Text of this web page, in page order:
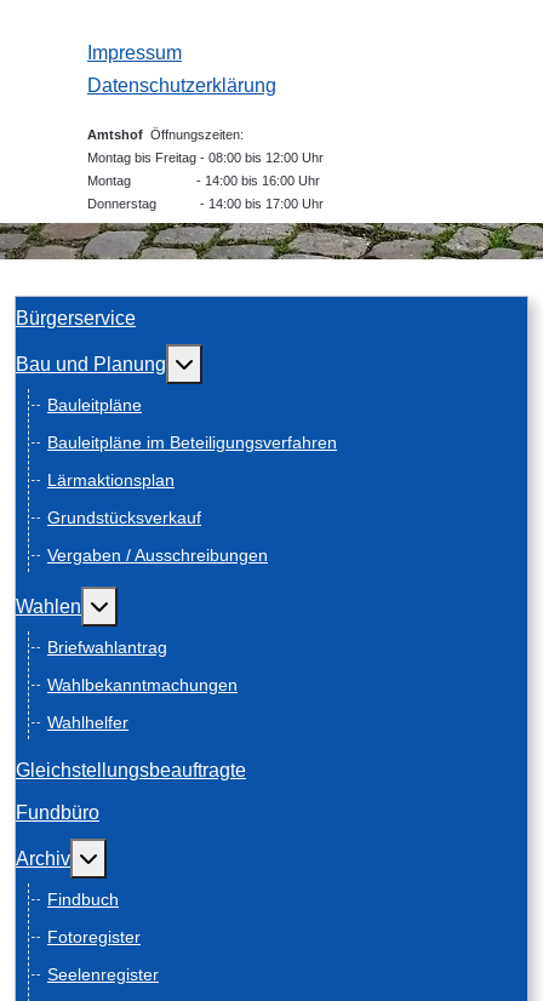
Impressum
Datenschutzerklärung
Amtshof Öffnungszeiten:
Montag bis Freitag - 08:00 bis 12:00 Uhr
Montag - 14:00 bis 16:00 Uhr
Donnerstag - 14:00 bis 17:00 Uhr
Bürgerservice
Bau und Planung Weitere Informationen: Bau und Planung
Bauleitpläne
Bauleitpläne im Beteiligungsverfahren
Lärmaktionsplan
Grundstücksverkauf
Vergaben / Ausschreibungen
Wahlen Weitere Informationen: Wahlen
Briefwahlantrag
Wahlbekanntmachungen
Wahlhelfer
Gleichstellungsbeauftragte
Fundbüro
Archiv Weitere Informationen: Archiv
Findbuch
Fotoregister
Seelenregister